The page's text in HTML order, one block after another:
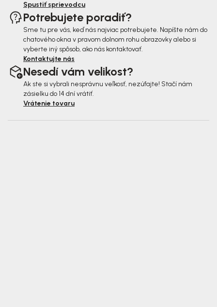
Spustiť sprievodcu
Potrebujete poradiť?
Sme tu pre vás, keď nás najviac potrebujete. Napíšte nám do
chatového okna v pravom dolnom rohu obrazovky alebo si
vyberte iný spôsob, ako nás kontaktovať.
Kontaktujte nás
Nesedí vám velikost?
Ak ste si vybrali nesprávnu veľkosť, nezúfajte! Stačí nám
zásielku do 14 dní vrátiť.
Vrátenie tovaru